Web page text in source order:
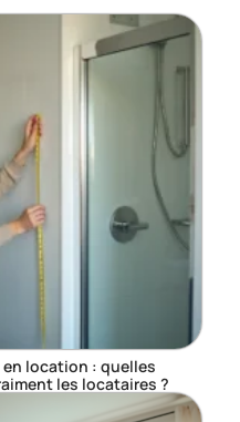
location : quelles
les locataires ?